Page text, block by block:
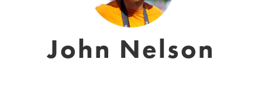
John Nelson